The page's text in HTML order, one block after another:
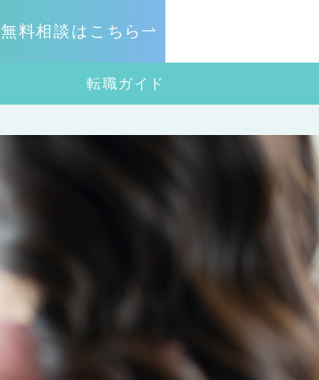
無料相談はこちら
転職ガイド